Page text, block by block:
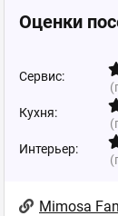
Оценки
Сервис:
Кухня:
Интерьер:
Mimosa